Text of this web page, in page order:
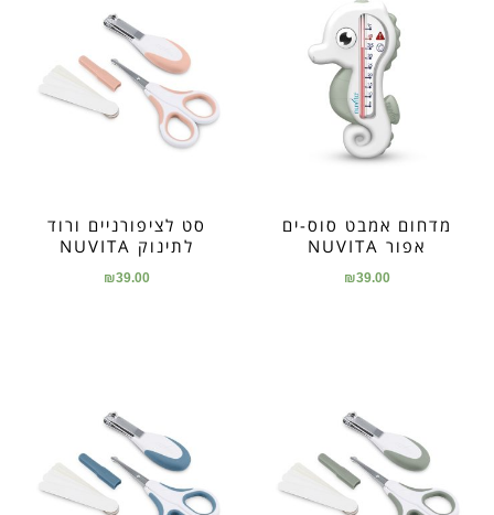
מדחום אמבט סוס-ים
אפור NUVITA
₪39.00
סט לציפורניים ורוד
לתינוק NUVITA
₪39.00